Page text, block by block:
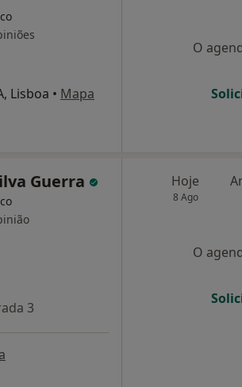
Lisboa • Mapa
O
Guerra
3
Hoje
8 Ago
O